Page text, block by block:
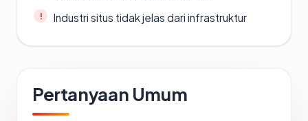
Industri situs tidak jelas dari infrastruktur
Pertanyaan Umum